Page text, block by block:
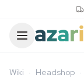
Wiki · Headshop ·